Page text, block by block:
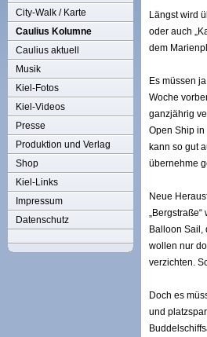
City-Walk / Karte
Caulius Kolumne
Caulius aktuell
Musik
Kiel-Fotos
Kiel-Videos
Presse
Produktion und Verlag
Shop
Kiel-Links
Impressum
Datenschutz
Längst wird
oder auch
dem
Es müssen
Woche
ganzjährig
Open Ship
kann so gut
übernehme
Neue
Balloon Sail,
wollen nur
verzichten.
Doch es
und